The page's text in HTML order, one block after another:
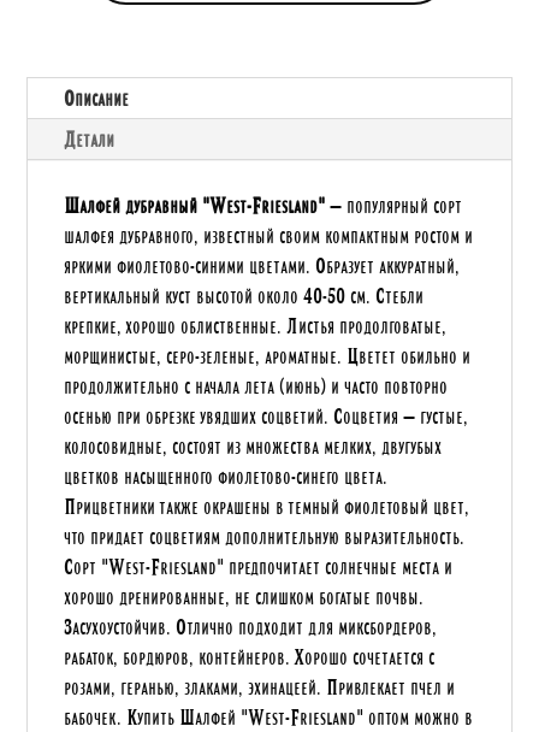
Описание
Детали
Шалфей дубравный "West-Friesland" — популярный сорт
шалфея дубравного, известный своим компактным ростом и
яркими фиолетово-синими цветами. Образует аккуратный,
вертикальный куст высотой около 40-50 см. Стебли
крепкие, хорошо облиственные. Листья продолговатые,
морщинистые, серо-зеленые, ароматные. Цветет обильно и
продолжительно с начала лета (июнь) и часто повторно
осенью при обрезке увядших соцветий. Соцветия — густые,
колосовидные, состоят из множества мелких, двугубых
цветков насыщенного фиолетово-синего цвета.
Прицветники также окрашены в темный фиолетовый цвет,
что придает соцветиям дополнительную выразительность.
Сорт "West-Friesland" предпочитает солнечные места и
хорошо дренированные, не слишком богатые почвы.
Засухоустойчив. Отлично подходит для миксбордеров,
рабаток, бордюров, контейнеров. Хорошо сочетается с
розами, геранью, злаками, эхинацеей. Привлекает пчел и
бабочек. Купить Шалфей "West-Friesland" оптом можно в